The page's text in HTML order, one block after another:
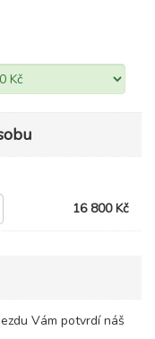
16 800 Kč
Vám potvrdí náš